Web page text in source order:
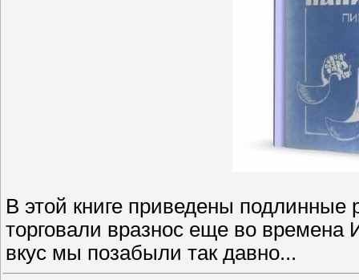
В этой книге приведены
торговали вразнос еще во
вкус мы позабыли так давно...